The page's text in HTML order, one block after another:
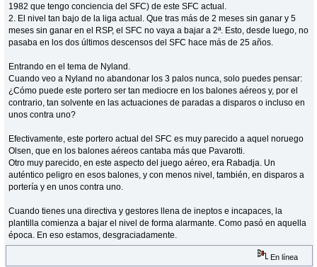
1982 que tengo conciencia del SFC) de este SFC actual.
2. El nivel tan bajo de la liga actual. Que tras más de 2 meses sin ganar y 5
meses sin ganar en el RSP, el SFC no vaya a bajar a 2ª. Esto, desde luego, no
pasaba en los dos últimos descensos del SFC hace más de 25 años.
Entrando en el tema de Nyland.
Cuando veo a Nyland no abandonar los 3 palos nunca, solo puedes pensar:
¿Cómo puede este portero ser tan mediocre en los balones aéreos y, por el
contrario, tan solvente en las actuaciones de paradas a disparos o incluso en
unos contra uno?
Efectivamente, este portero actual del SFC es muy parecido a aquel noruego
Olsen, que en los balones aéreos cantaba más que Pavarotti.
Otro muy parecido, en este aspecto del juego aéreo, era Rabadja. Un
auténtico peligro en esos balones, y con menos nivel, también, en disparos a
portería y en unos contra uno.
Cuando tienes una directiva y gestores llena de ineptos e incapaces, la
plantilla comienza a bajar el nivel de forma alarmante. Como pasó en aquella
época. En eso estamos, desgraciadamente.
En línea